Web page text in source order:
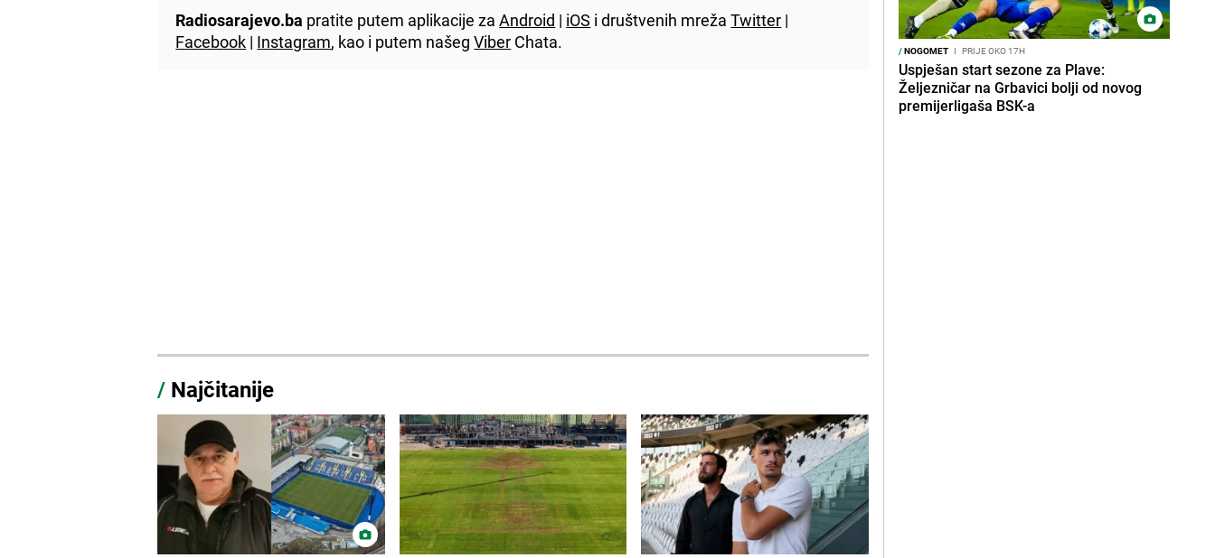
Radiosarajevo.ba pratite putem aplikacije zaAndroid | iOS i društvenih mrežaTwitter |
Facebook | Instagram, kao i putem našegViber Chata.
/ Najčitanije
/NOGOMET I PRIJE OKO 17H
Uspješan start sezone za Plave:
Željezničar na Grbavici bolji od novog
premijerligaša BSK-a